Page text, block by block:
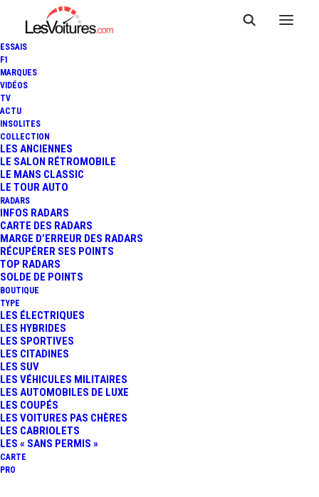
ESSAIS
F1
MARQUES
VIDÉOS
TV
ACTU
INSOLITES
COLLECTION
LES ANCIENNES
LE SALON RÉTROMOBILE
LE MANS CLASSIC
LE TOUR AUTO
RADARS
INFOS RADARS
CARTE DES RADARS
MARGE D’ERREUR DES RADARS
RÉCUPÉRER SES POINTS
TOP RADARS
SOLDE DE POINTS
BOUTIQUE
TYPE
LES ÉLECTRIQUES
LES HYBRIDES
LES SPORTIVES
LES CITADINES
LES SUV
LES VÉHICULES MILITAIRES
LES AUTOMOBILES DE LUXE
LES COUPÉS
LES VOITURES PAS CHÈRES
LES CABRIOLETS
LES « SANS PERMIS »
CARTE
PRO
MOQUE D'ANNE HIDALGO SUR
LE PÉRIPHÉRIQUE
3 Minutes